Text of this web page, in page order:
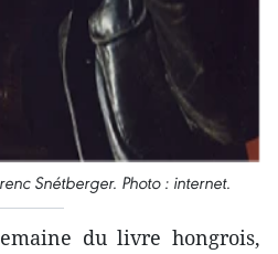
Snétberger. Photo : internet.
du livre hongrois,